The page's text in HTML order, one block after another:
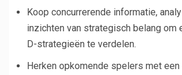
Koop concurrerende informatie,
inzichten van strategisch belang om
D-strategieën te verdelen.
Herken opkomende spelers met